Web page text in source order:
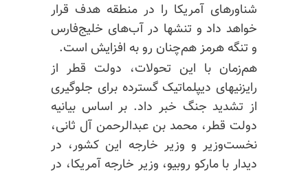
شناورهای آمریکا را در منطقه هدف قرار
خواهد داد و تنشها در آب‌های خلیج‌فارس
و تنگه هرمز هم‌چنان رو به افزایش است.
هم‌زمان با این تحولات، دولت قطر از
رایزنیهای دیپلماتیک گسترده برای جلوگیری
از تشدید جنگ خبر داد. بر اساس بیانیه
دولت قطر، محمد بن عبدالرحمن آل ثانی،
نخست‌وزیر و وزیر خارجه این کشور، در
دیدار با مارکو روبیو، وزیر خارجه آمریکا، در